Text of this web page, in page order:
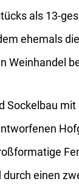
als 13-
ehemals
Weinhandel
durch einen